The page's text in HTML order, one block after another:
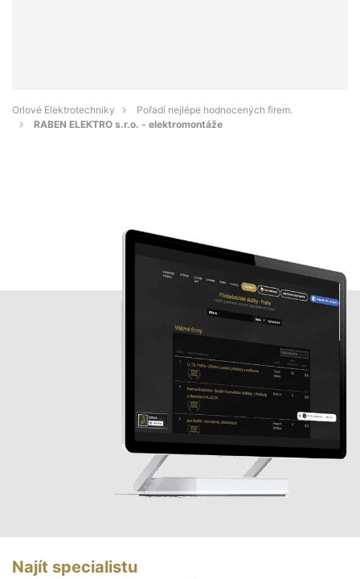
Orlové Elektrotechniky
Pořadí nejlépe hodnocených firem.
RABEN ELEKTRO s.r.o. - elektromontáže
Najít specialistu